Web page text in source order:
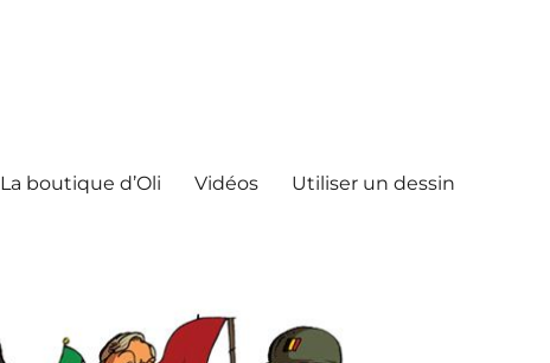
La boutique d’Oli Vidéos Utiliser un dessin